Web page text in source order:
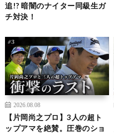
追!? 暗闇のナイター同級生ガ
チ対決！
2026.08.08
【片岡尚之プロ】3人の超ト
ップアマを絶賛。圧巻のショ